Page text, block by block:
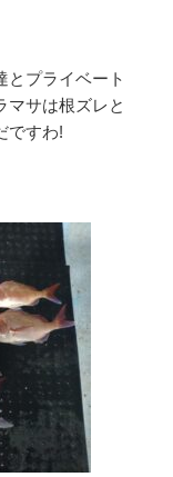
とプライベート
サは根ズレと
ですわ!